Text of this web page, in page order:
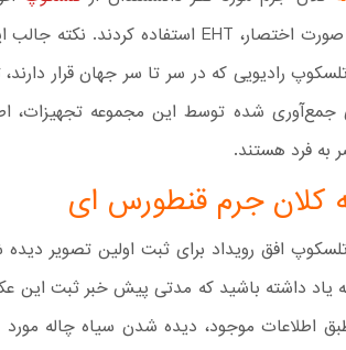
رادیویی که در سر تا سر جهان قرار
جمع‌آوری شده توسط این مجموعه تجهیزات،
به فرد هستند.
کلان جرم قنطورس ای
افق رویداد برای ثبت اولین تصویر
به یاد داشته باشید که مدتی پیش خبر ثبت این